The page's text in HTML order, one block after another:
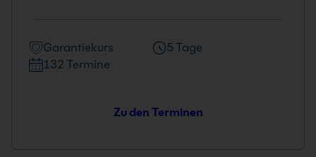
Garantiekurs
5 Tage
132 Termine
Zu den Terminen